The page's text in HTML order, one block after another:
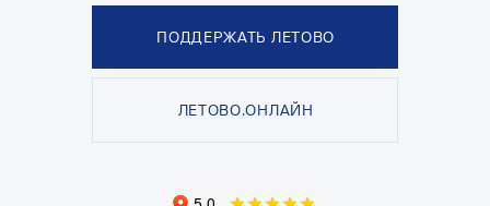
ПОДДЕРЖАТЬ ЛЕТОВО
ЛЕТОВО.ОНЛАЙН